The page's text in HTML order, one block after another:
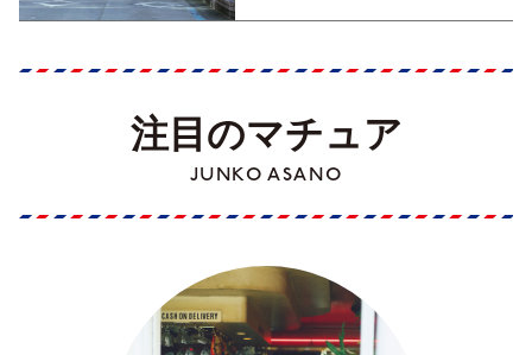
注目のマチュア
JUNKO ASANO